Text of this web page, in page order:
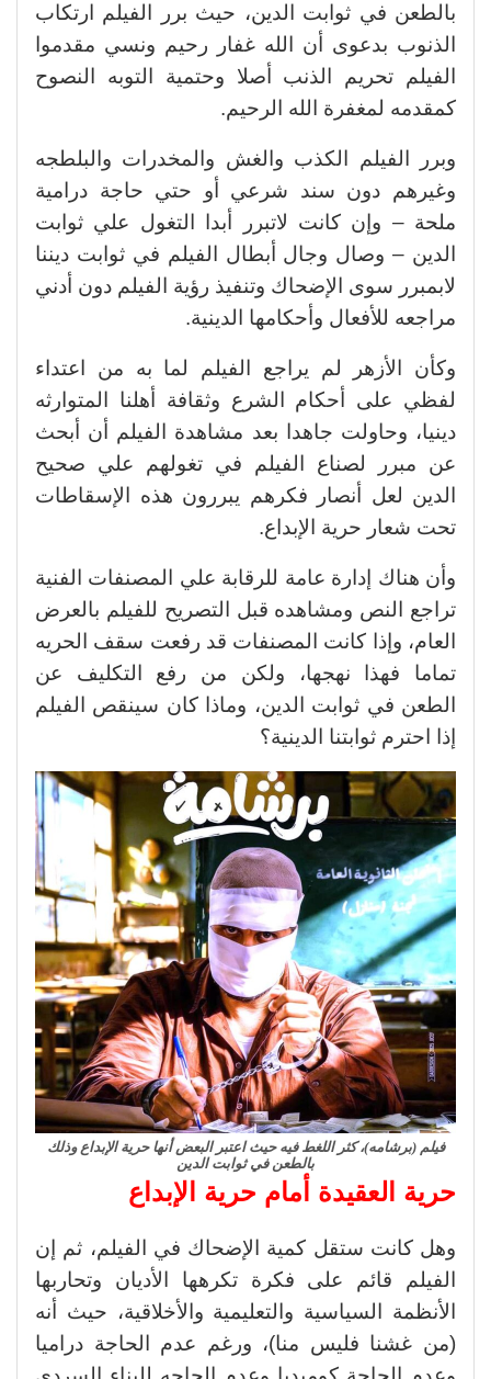
بالطعن في ثوابت الدين، حيث برر الفيلم ارتكاب
الذنوب بدعوى أن الله غفار رحيم ونسي مقدموا
الفيلم تحريم الذنب أصلا وحتمية التوبه النصوح
كمقدمه لمغفرة الله الرحيم.
وبرر الفيلم الكذب والغش والمخدرات والبلطجه
وغيرهم دون سند شرعي أو حتي حاجة درامية
ملحة – وإن كانت لاتبرر أبدا التغول علي ثوابت
الدين – وصال وجال أبطال الفيلم في ثوابت ديننا
لابمبرر سوى الإضحاك وتنفيذ رؤية الفيلم دون أدني
مراجعه للأفعال وأحكامها الدينية.
وكأن الأزهر لم يراجع الفيلم لما به من اعتداء
لفظي على أحكام الشرع وثقافة أهلنا المتوارثه
دينيا، وحاولت جاهدا بعد مشاهدة الفيلم أن أبحث
عن مبرر لصناع الفيلم في تغولهم علي صحيح
الدين لعل أنصار فكرهم يبررون هذه الإسقاطات
تحت شعار حرية الإبداع.
وأن هناك إدارة عامة للرقابة علي المصنفات الفنية
تراجع النص ومشاهده قبل التصريح للفيلم بالعرض
العام، وإذا كانت المصنفات قد رفعت سقف الحريه
تماما فهذا نهجها، ولكن من رفع التكليف عن
الطعن في ثوابت الدين، وماذا كان سينقص الفيلم
إذا احترم ثوابتنا الدينية؟
فيلم (برشامه)، كثر اللغط فيه حيث اعتبر البعض أنها حرية الإبداع وذلك
بالطعن في ثوابت الدين
حرية العقيدة أمام حرية الإبداع
وهل كانت ستقل كمية الإضحاك في الفيلم، ثم إن
الفيلم قائم على فكرة تكرهها الأديان وتحاربها
الأنظمة السياسية والتعليمية والأخلاقية، حيث أنه
(من غشنا فليس منا)، ورغم عدم الحاجة دراميا